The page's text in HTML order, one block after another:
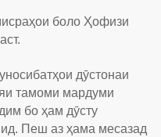
боло Ҳофизи
дӯстонаи
тамоми мардуми
бо ҳам дӯсту
Пеш аз ҳама месазад